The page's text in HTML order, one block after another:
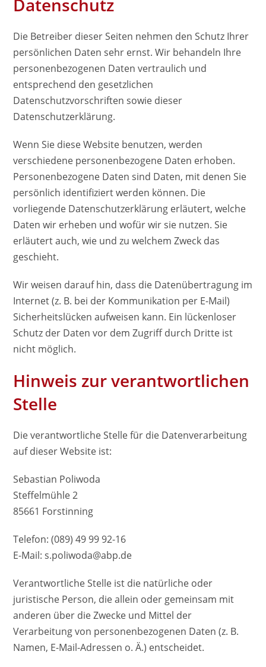
Datenschutz
Die Betreiber dieser Seiten nehmen den Schutz Ihrer
persönlichen Daten sehr ernst. Wir behandeln Ihre
personenbezogenen Daten vertraulich und
entsprechend den gesetzlichen
Datenschutzvorschriften sowie dieser
Datenschutzerklärung.
Wenn Sie diese Website benutzen, werden
verschiedene personenbezogene Daten erhoben.
Personenbezogene Daten sind Daten, mit denen Sie
persönlich identifiziert werden können. Die
vorliegende Datenschutzerklärung erläutert, welche
Daten wir erheben und wofür wir sie nutzen. Sie
erläutert auch, wie und zu welchem Zweck das
geschieht.
Wir weisen darauf hin, dass die Datenübertragung im
Internet (z. B. bei der Kommunikation per E-Mail)
Sicherheitslücken aufweisen kann. Ein lückenloser
Schutz der Daten vor dem Zugriff durch Dritte ist
nicht möglich.
Hinweis zur verantwortlichen
Stelle
Die verantwortliche Stelle für die Datenverarbeitung
auf dieser Website ist:
Sebastian Poliwoda
Steffelmühle 2
85661 Forstinning
Telefon: (089) 49 99 92-16
E-Mail: s.poliwoda@abp.de
Verantwortliche Stelle ist die natürliche oder
juristische Person, die allein oder gemeinsam mit
anderen über die Zwecke und Mittel der
Verarbeitung von personenbezogenen Daten (z. B.
Namen, E-Mail-Adressen o. Ä.) entscheidet.